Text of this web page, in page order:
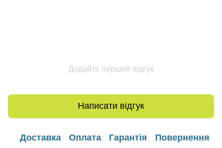
Додайте перший відгук
Написати відгук
Доставка Оплата Гарантія Повернення